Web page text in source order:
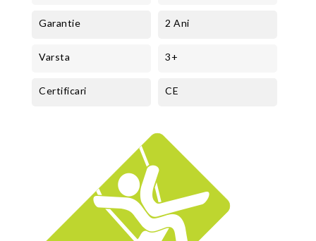
Garantie 2 Ani
Varsta 3+
Certificari CE